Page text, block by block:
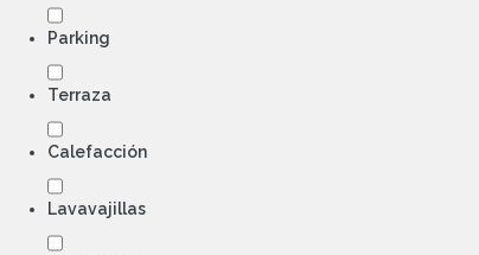
Parking
Terraza
Calefacción
Lavavajillas